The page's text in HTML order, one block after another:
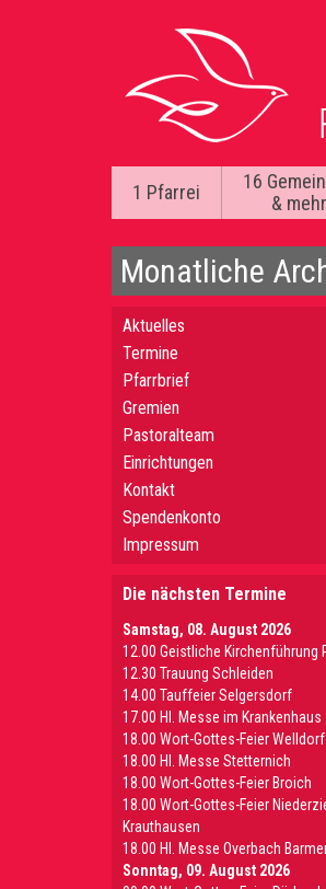
1 Pfarrei
16
& mehr
Monatliche
Aktuelles
Termine
Pfarrbrief
Gremien
Pastoralteam
Einrichtungen
Kontakt
Spendenkonto
Impressum
Die nächsten Termine
Samstag, 08. August 2026
12.00 Geistliche Kirchenführung
12.30 Trauung Schleiden
14.00 Tauffeier Selgersdorf
17.00 Hl. Messe im Krankenhaus
18.00 Wort-Gottes-Feier Welldorf
18.00 Hl. Messe Stetternich
18.00 Wort-Gottes-Feier Broich
18.00 Wort-Gottes-Feier
Krauthausen
18.00 Hl. Messe Overbach
Sonntag, 09. August 2026